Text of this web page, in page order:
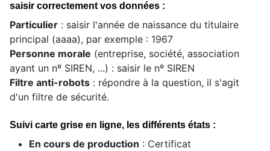
saisir correctement vos données :
Particulier : saisir l'année de naissance du titulaire
principal (aaaa), par exemple : 1967
Personne morale (entreprise, société, association
ayant un nº SIREN, ...) : saisir le nº SIREN
Filtre anti-robots : répondre à la question, il s'agit
d'un filtre de sécurité.
Suivi carte grise en ligne, les différents états :
En cours de production : Certificat